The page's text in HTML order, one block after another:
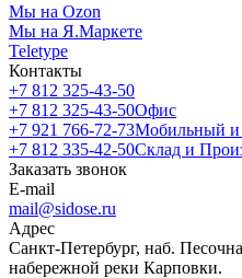
Мы на Ozon
Мы на Я.Маркете
Teletype
Контакты
+7 812 325-43-50
+7 812 325-43-50Офис
+7 921 766-72-73Мобильный и
+7 812 335-42-50Склад и
Заказать звонок
E-mail
mail@sidose.ru
Адрес
Санкт-Петербург, наб.
набережной реки Карповки.